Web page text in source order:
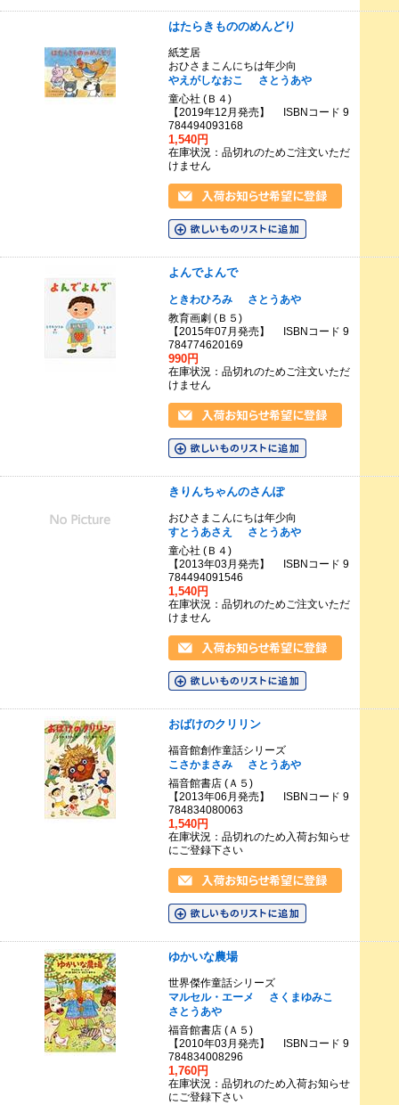
はたらきもののめんどり
紙芝居
おひさまこんにちは年少向
やえがしなおこ
さとうあや
童心社 (Ｂ４)
【2019年12月発売】 ISBNコード 9
784494093168
1,540円
在庫状況：品切れのためご注文いただ
けません
よんでよんで
ときわひろみ
さとうあや
教育画劇 (Ｂ５)
【2015年07月発売】 ISBNコード 9
784774620169
990円
在庫状況：品切れのためご注文いただ
けません
きりんちゃんのさんぽ
おひさまこんにちは年少向
すとうあさえ
さとうあや
童心社 (Ｂ４)
【2013年03月発売】 ISBNコード 9
784494091546
1,540円
在庫状況：品切れのためご注文いただ
けません
おばけのクリリン
福音館創作童話シリーズ
こさかまさみ
さとうあや
福音館書店 (Ａ５)
【2013年06月発売】 ISBNコード 9
784834080063
1,540円
在庫状況：品切れのため入荷お知らせ
にご登録下さい
ゆかいな農場
世界傑作童話シリーズ
マルセル・エーメ
さくまゆみこ
さとうあや
福音館書店 (Ａ５)
【2010年03月発売】 ISBNコード 9
784834008296
1,760円
在庫状況：品切れのため入荷お知らせ
にご登録下さい